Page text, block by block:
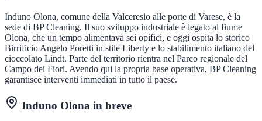
Induno Olona, comune della Valceresio alle porte di Varese, è la
sede di BP Cleaning. Il suo sviluppo industriale è legato al fiume
Olona, che un tempo alimentava sei opifici, e oggi ospita lo storico
Birrificio Angelo Poretti in stile Liberty e lo stabilimento italiano del
cioccolato Lindt. Parte del territorio rientra nel Parco regionale del
Campo dei Fiori. Avendo qui la propria base operativa, BP Cleaning
garantisce interventi immediati in tutto il paese.
Induno Olona in breve